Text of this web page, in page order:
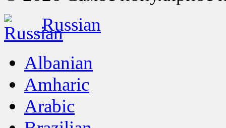
Russian
Albanian
Amharic
Arabic